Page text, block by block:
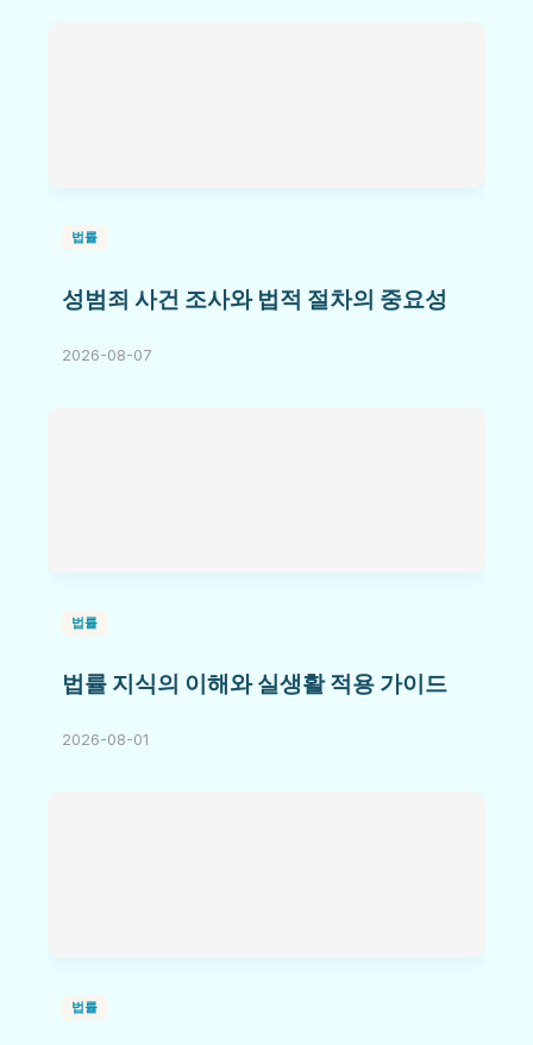
법률
성범죄 사건 조사와 법적 절차의 중요성
2026-08-07
법률
법률 지식의 이해와 실생활 적용 가이드
2026-08-01
법률